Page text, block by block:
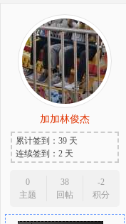
加加林俊杰
累计签到：39 天
连续签到：2 天
0
主题
38
回帖
-2
积分